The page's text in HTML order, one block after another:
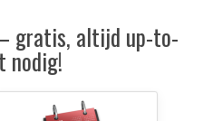
gratis, altijd up-to-
nodig!